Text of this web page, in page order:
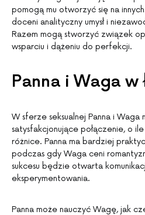
pomogą mu otworzyć się na
doceni analityczny umysł i
Razem mogą stworzyć związek
wsparciu i dążeniu do perfekcji.
Panna i Waga w
W sferze seksualnej Panna i Waga
satysfakcjonujące połączenie, o
różnice. Panna ma bardziej
podczas gdy Waga ceni
sukcesu będzie otwarta
eksperymentowania.
Panna może nauczyć Wagę, jak